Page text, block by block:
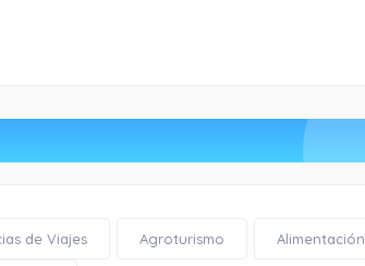
de Viajes Agroturismo Alimentación